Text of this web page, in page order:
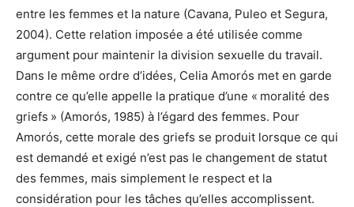
entre les femmes et la nature (Cavana, Puleo et Segura,
2004). Cette relation imposée a été utilisée comme
argument pour maintenir la division sexuelle du travail.
Dans le même ordre d’idées, Celia Amorós met en garde
contre ce qu’elle appelle la pratique d’une « moralité des
griefs » (Amorós, 1985) à l’égard des femmes. Pour
Amorós, cette morale des griefs se produit lorsque ce qui
est demandé et exigé n’est pas le changement de statut
des femmes, mais simplement le respect et la
considération pour les tâches qu’elles accomplissent.